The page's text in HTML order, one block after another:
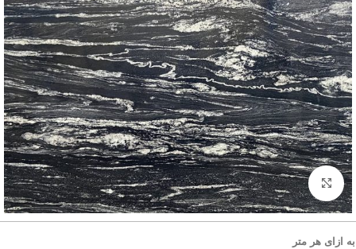
بزرگنمایی تصویر
به ازای هر متر